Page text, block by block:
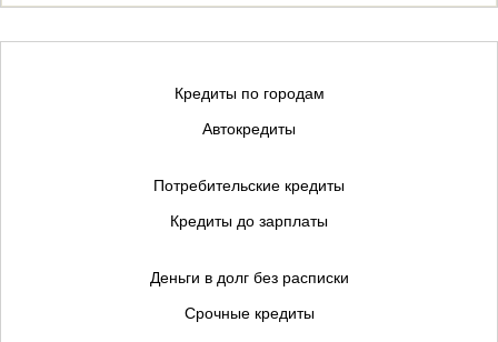
Кредиты по городам
Автокредиты
Потребительские кредиты
Кредиты до зарплаты
Деньги в долг без расписки
Срочные кредиты